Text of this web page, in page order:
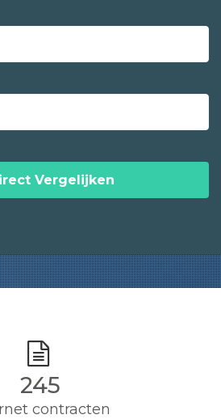
Vergelijken
245
contracten